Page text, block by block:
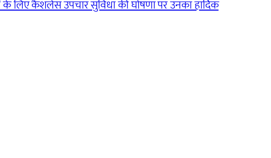
लिए कैशलेस उपचार सुविधा की घोषणा पर उनका हार्दिक